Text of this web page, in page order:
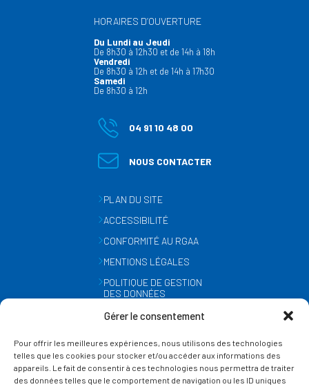
Gérer le consentement
Pour offrir les meilleures expériences, nous utilisons des technologies
telles que les cookies pour stocker et/ou accéder aux informations des
appareils. Le fait de consentir à ces technologies nous permettra de traiter
des données telles que le comportement de navigation ou les ID uniques
HORAIRES D’OUVERTURE
Du Lundi au Jeudi
De 8h30 à 12h30 et de 14h à 18h
Vendredi
De 8h30 à 12h et de 14h à 17h30
Samedi
De 8h30 à 12h
04 91 10 48 00
NOUS CONTACTER
PLAN DU SITE
ACCESSIBILITÉ
CONFORMITÉ AU RGAA
MENTIONS LÉGALES
POLITIQUE DE GESTION
DES DONNÉES
GESTION DES COOKIES